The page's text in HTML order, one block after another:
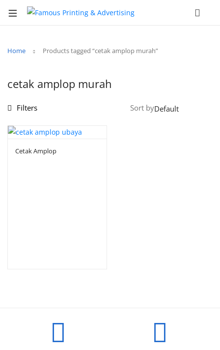
Home Products tagged “cetak amplop murah”
cetak amplop murah
Filters Sort by
Cetak Amplop